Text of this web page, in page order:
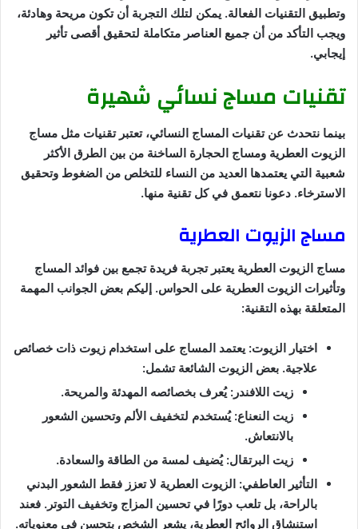
وتطبيق التقنيات الفعالة. يمكن لتلك التجربة أن تكون مريحة وهادئة،
ويجب التأكد من أن جميع العناصر متكاملة لتحقيق أقصى تأثير
إيجابي.
تقنيات مساج نسائي شهيرة
بينما نتحدث عن تقنيات المساج النسائي، تعتبر تقنيات مثل مساج
الزيوت العطرية ومساج الحجارة الساخنة من بين الطرق الأكثر
شعبية التي يعتمدها العديد من النساء للتخلص من الضغوط وتحقيق
الاسترخاء. دعونا نتعمق في كل تقنية منها.
مساج الزيوت العطرية
مساج الزيوت العطرية يعتبر تجربة فريدة تجمع بين فوائد المساج
وتأثيرات الزيوت العطرية على الحواس. إليكم بعض الجوانب المهمة
المتعلقة بهذه التقنية:
اختيار الزيوت: يعتمد المساج على استخدام زيوت ذات خصائص
علاجية. بعض الزيوت الشائعة تشمل:
زيت اللافندر: يُعرف بخصائصه المهدئة والمريحة.
زيت النعناع: يُستخدم لتخفيف الألم وتحسين الشعور
بالانتعاش.
زيت البرتقال: يُضيف لمسة من الطاقة والسعادة.
التأثير العاطفي: الزيوت العطرية لا تعزز فقط الشعور البدني
بالراحة، بل تلعب دورًا في تحسين المزاج وتخفيف التوتر. فعند
استنشاق الروائح العطرية، يشعر الشخص بتحسن في معنوياته.